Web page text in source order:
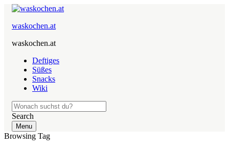
waskochen.at
waskochen.at
Deftiges
Süßes
Snacks
Wiki
Search
Menu
Browsing Tag